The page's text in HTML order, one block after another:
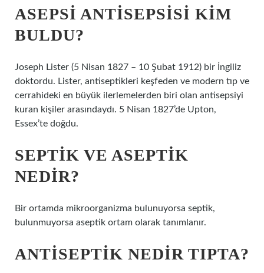
ASEPSI ANTISEPSISI KIM
BULDU?
Joseph Lister (5 Nisan 1827 – 10 Şubat 1912) bir İngiliz
doktordu. Lister, antiseptikleri keşfeden ve modern tıp ve
cerrahideki en büyük ilerlemelerden biri olan antisepsiyi
kuran kişiler arasındaydı. 5 Nisan 1827’de Upton,
Essex’te doğdu.
SEPTIK VE ASEPTIK
NEDIR?
Bir ortamda mikroorganizma bulunuyorsa septik,
bulunmuyorsa aseptik ortam olarak tanımlanır.
ANTISEPTIK NEDIR TIPTA?